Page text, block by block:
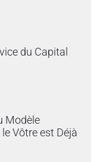
du Capital
Modèle
Vôtre est Déjà